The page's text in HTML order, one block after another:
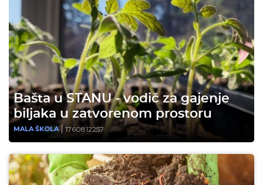
Bašta u STANU - vodič za gajenje
biljaka u zatvorenom prostoru
MALA ŠKOLA 1760812257